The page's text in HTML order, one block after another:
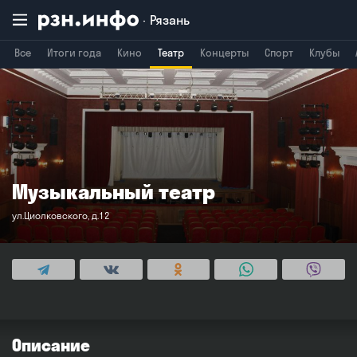
Рязань
Все Итоги года Кино Театр Концерты Спорт Клубы
Воронеж Брянск
Музыкальный театр
ул.Циолковского, д.12
Описание